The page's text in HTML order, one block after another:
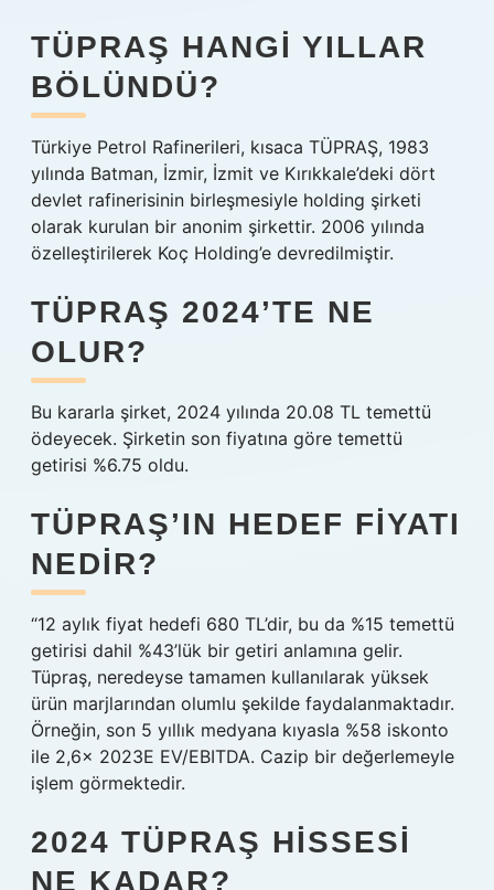
TÜPRAŞ HANGI YILLAR
BÖLÜNDÜ?
Türkiye Petrol Rafinerileri, kısaca TÜPRAŞ, 1983
yılında Batman, İzmir, İzmit ve Kırıkkale’deki dört
devlet rafinerisinin birleşmesiyle holding şirketi
olarak kurulan bir anonim şirkettir. 2006 yılında
özelleştirilerek Koç Holding’e devredilmiştir.
TÜPRAŞ 2024’TE NE
OLUR?
Bu kararla şirket, 2024 yılında 20.08 TL temettü
ödeyecek. Şirketin son fiyatına göre temettü
getirisi %6.75 oldu.
TÜPRAŞ’IN HEDEF FIYATI
NEDIR?
“12 aylık fiyat hedefi 680 TL’dir, bu da %15 temettü
getirisi dahil %43’lük bir getiri anlamına gelir.
Tüpraş, neredeyse tamamen kullanılarak yüksek
ürün marjlarından olumlu şekilde faydalanmaktadır.
Örneğin, son 5 yıllık medyana kıyasla %58 iskonto
ile 2,6x 2023E EV/EBITDA. Cazip bir değerlemeyle
işlem görmektedir.
2024 TÜPRAŞ HISSESI
NE KADAR?